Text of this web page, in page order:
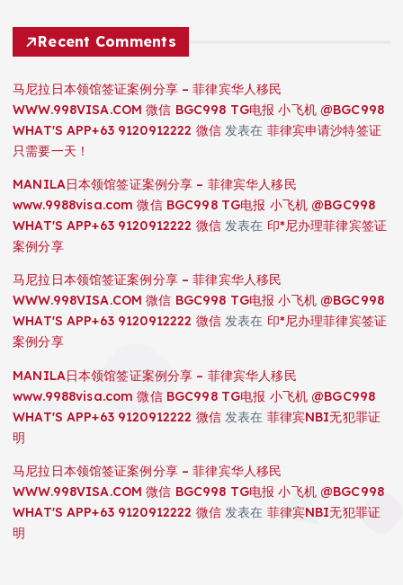
Recent Comments
马尼拉日本领馆签证案例分享 – 菲律宾华人移民
WWW.998VISA.COM 微信 BGC998 TG电报 小飞机 @BGC998
WHAT'S APP+63 9120912222 微信发表在 菲律宾申请沙特签证
只需要一天！
MANILA日本领馆签证案例分享 – 菲律宾华人移民
www.9988visa.com 微信 BGC998 TG电报 小飞机 @BGC998
WHAT'S APP+63 9120912222 微信发表在 印*尼办理菲律宾签证
案例分享
马尼拉日本领馆签证案例分享 – 菲律宾华人移民
WWW.998VISA.COM 微信 BGC998 TG电报 小飞机 @BGC998
WHAT'S APP+63 9120912222 微信发表在 印*尼办理菲律宾签证
案例分享
MANILA日本领馆签证案例分享 – 菲律宾华人移民
www.9988visa.com 微信 BGC998 TG电报 小飞机 @BGC998
WHAT'S APP+63 9120912222 微信发表在 菲律宾NBI无犯罪证
明
马尼拉日本领馆签证案例分享 – 菲律宾华人移民
WWW.998VISA.COM 微信 BGC998 TG电报 小飞机 @BGC998
WHAT'S APP+63 9120912222 微信发表在 菲律宾NBI无犯罪证
明